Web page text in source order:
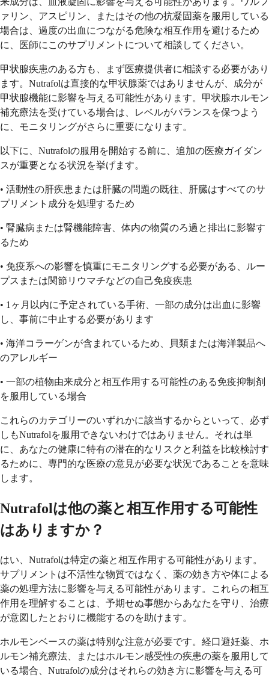
ァリン、アスピリン、またはその他の抗凝固薬を服用している
場合は、過度の出血につながる危険な相互作用を避けるため
に、医師にこのサプリメントについて相談してください。
甲状腺疾患のある方も、まず医療提供者に相談する必要があり
ます。Nutrafolは直接的な甲状腺薬ではありませんが、成分が
甲状腺機能に影響を与える可能性があります。甲状腺ホルモン
補充療法を受けている場合は、レベルがバランスを保つよう
に、モニタリングがさらに重要になります。
以下に、Nutrafolの服用を開始する前に、追加の医療ガイダン
スが重要となる状況を挙げます。
• 活動性の肝疾患または肝臓の問題の既往、肝臓はすべてのサ
プリメント成分を処理するため
• 腎臓病または腎機能障害、体内の物質のろ過と排出に影響す
るため
• 免疫系への影響を慎重にモニタリングする必要がある、ルー
プスまたは関節リウマチなどの自己免疫疾患
• 1ヶ月以内に予定されている手術、一部の成分は出血に影響
し、事前に中止する必要があります
• 海洋コラーゲンが含まれているため、貝類または海洋製品へ
のアレルギー
• 一部の植物由来成分と相互作用する可能性のある免疫抑制剤
を服用している場合
これらのカテゴリーのいずれかに該当するからといって、必ず
しもNutrafolを服用できないわけではありません。それは単
に、あなたの健康に特有の潜在的なリスクと利益を比較検討す
るために、専門的な医療の意見が必要な状況であることを意味
します。
Nutrafolは他の薬と相互作用する可能性
はありますか？
はい、Nutrafolは特定の薬と相互作用する可能性があります。
サプリメントは不活性な物質ではなく、薬の効き方や体による
薬の処理方法に影響を与える可能性があります。これらの相互
作用を理解することは、予期せぬ事態からあなたを守り、治療
が意図したとおりに機能するのを助けます。
ホルモンベースの薬は特別な注意が必要です。経口避妊薬、ホ
ルモン補充療法、またはホルモン感受性の疾患の薬を服用して
いる場合、Nutrafolの成分はそれらの効き方に影響を与える可